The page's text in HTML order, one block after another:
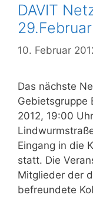
DAVIT
10. Februar
Das nächste
Gebietsgruppe
2012, 19:00
Eingang in die
statt. Die
Mitglieder der
befreundete